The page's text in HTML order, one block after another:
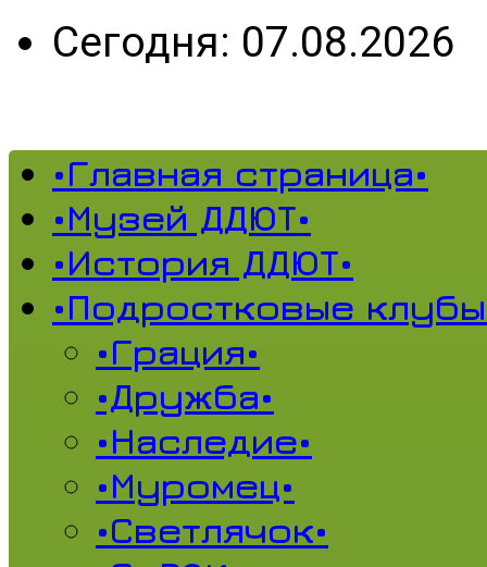
Сегодня: 07.08.2026
•Главная страница•
•Музей ДДЮТ•
•История ДДЮТ•
•Подростковые
•Грация•
•Дружба•
•Наследие•
•Муромец•
•Светлячок•